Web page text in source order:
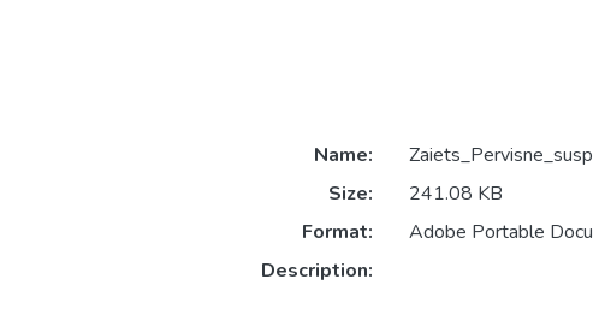
Name:
Size:
241.08 KB
Format:
Adobe Portable
Description: